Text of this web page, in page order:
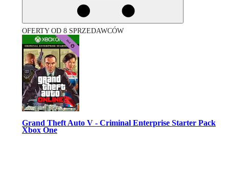
OFERTY OD 8 SPRZEDAWCÓW
Grand Theft Auto V - Criminal Enterprise Starter Pack
Xbox One